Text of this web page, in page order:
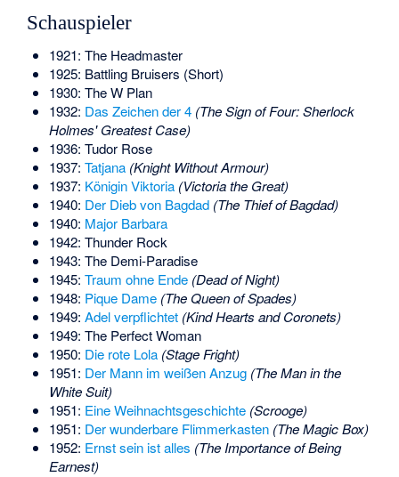
Schauspieler
1921: The Headmaster
1925: Battling Bruisers (Short)
1930: The W Plan
1932: Das Zeichen der 4 (The Sign of Four: Sherlock
Holmes' Greatest Case)
1936: Tudor Rose
1937: Tatjana (Knight Without Armour)
1937: Königin Viktoria (Victoria the Great)
1940: Der Dieb von Bagdad (The Thief of Bagdad)
1940: Major Barbara
1942: Thunder Rock
1943: The Demi-Paradise
1945: Traum ohne Ende (Dead of Night)
1948: Pique Dame (The Queen of Spades)
1949: Adel verpflichtet (Kind Hearts and Coronets)
1949: The Perfect Woman
1950: Die rote Lola (Stage Fright)
1951: Der Mann im weißen Anzug (The Man in the
White Suit)
1951: Eine Weihnachtsgeschichte (Scrooge)
1951: Der wunderbare Flimmerkasten (The Magic Box)
1952: Ernst sein ist alles (The Importance of Being
Earnest)